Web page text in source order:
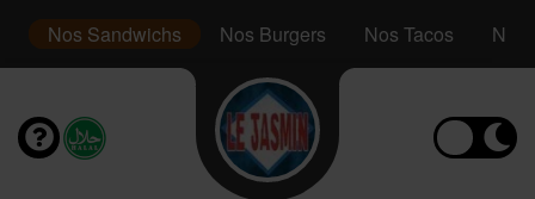
Nos Sandwichs Nos Burgers Nos Tacos Nos